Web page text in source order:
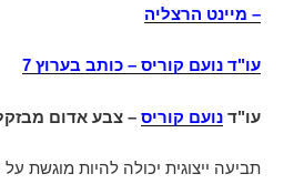
– מיינט הרצליה
עו"ד נועם קוריס – כותב בערוץ 7
עו"ד נועם קוריס – צבע אדום
תביעה ייצוגית יכולה להיות מוגשת